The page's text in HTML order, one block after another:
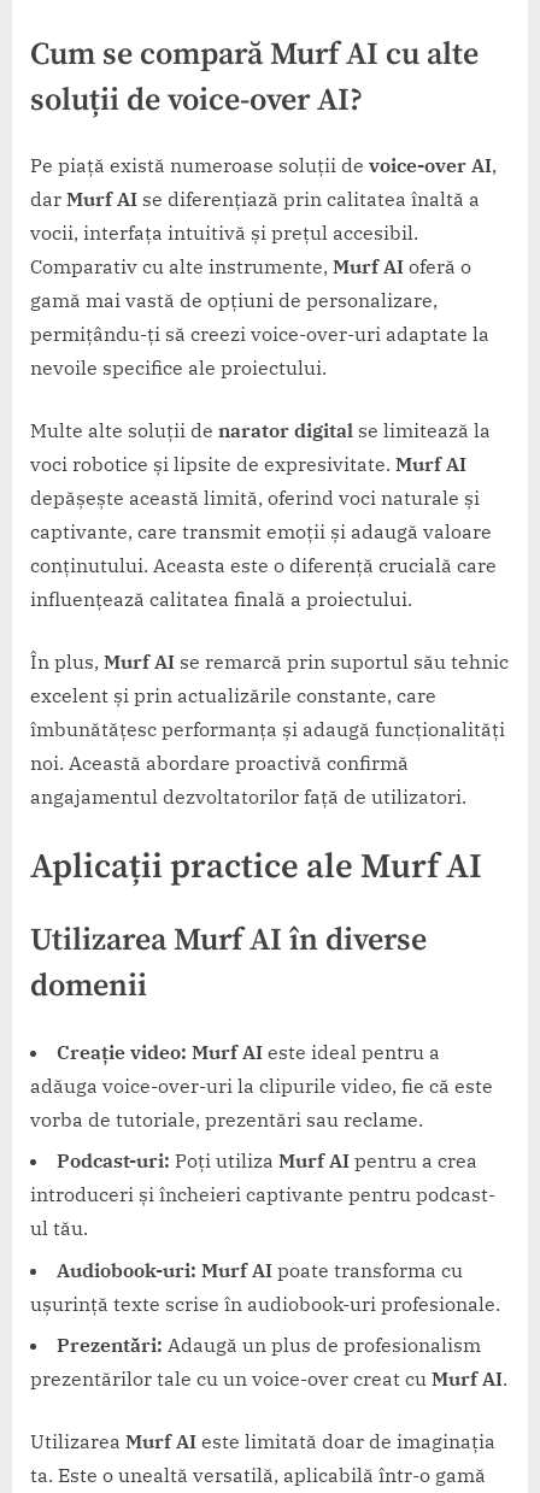
Cum se compară Murf AI cu alte
soluții de voice-over AI?
Pe piață există numeroase soluții de voice-over AI,
dar Murf AI se diferențiază prin calitatea înaltă a
vocii, interfața intuitivă și prețul accesibil.
Comparativ cu alte instrumente, Murf AI oferă o
gamă mai vastă de opțiuni de personalizare,
permițându-ți să creezi voice-over-uri adaptate la
nevoile specifice ale proiectului.
Multe alte soluții de narator digital se limitează la
voci robotice și lipsite de expresivitate. Murf AI
depășește această limită, oferind voci naturale și
captivante, care transmit emoții și adaugă valoare
conținutului. Aceasta este o diferență crucială care
influențează calitatea finală a proiectului.
În plus, Murf AI se remarcă prin suportul său tehnic
excelent și prin actualizările constante, care
îmbunătățesc performanța și adaugă funcționalități
noi. Această abordare proactivă confirmă
angajamentul dezvoltatorilor față de utilizatori.
Aplicații practice ale Murf AI
Utilizarea Murf AI în diverse
domenii
Creație video: Murf AI este ideal pentru a
adăuga voice-over-uri la clipurile video, fie că este
vorba de tutoriale, prezentări sau reclame.
Podcast-uri: Poți utiliza Murf AI pentru a crea
introduceri și încheieri captivante pentru podcast-
ul tău.
Audiobook-uri: Murf AI poate transforma cu
ușurință texte scrise în audiobook-uri profesionale.
Prezentări: Adaugă un plus de profesionalism
prezentărilor tale cu un voice-over creat cu Murf AI.
Utilizarea Murf AI este limitată doar de imaginația
ta. Este o unealtă versatilă, aplicabilă într-o gamă